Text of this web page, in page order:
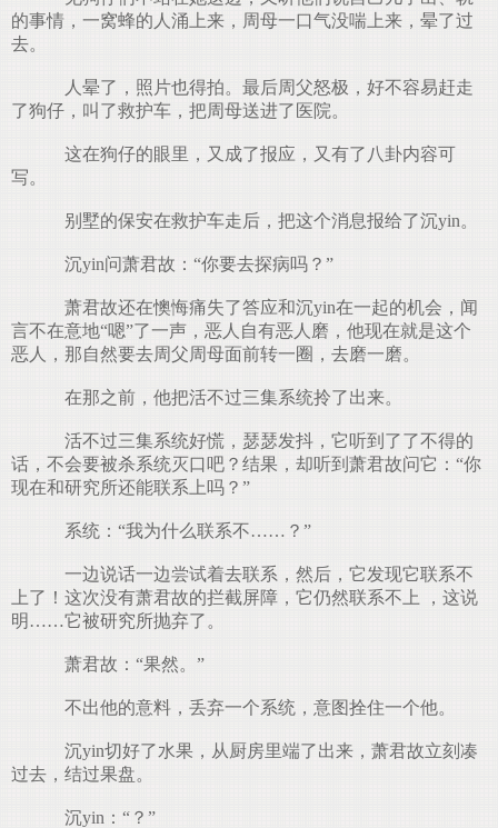
的事情，一窝蜂的人涌上来，周母一口气没喘上来，晕了过
去。
人晕了，照片也得拍。最后周父怒极，好不容易赶走
了狗仔，叫了救护车，把周母送进了医院。
这在狗仔的眼里，又成了报应，又有了八卦内容可
写。
别墅的保安在救护车走后，把这个消息报给了沉yin。
沉yin问萧君故：“你要去探病吗？”
萧君故还在懊悔痛失了答应和沉yin在一起的机会，闻
言不在意地“嗯”了一声，恶人自有恶人磨，他现在就是这个
恶人，那自然要去周父周母面前转一圈，去磨一磨。
在那之前，他把活不过三集系统拎了出来。
活不过三集系统好慌，瑟瑟发抖，它听到了了不得的
话，不会要被杀系统灭口吧？结果，却听到萧君故问它：“你
现在和研究所还能联系上吗？”
系统：“我为什么联系不……？”
一边说话一边尝试着去联系，然后，它发现它联系不
上了！这次没有萧君故的拦截屏障，它仍然联系不上 ，这说
明……它被研究所抛弃了。
萧君故：“果然。”
不出他的意料，丢弃一个系统，意图拴住一个他。
沉yin切好了水果，从厨房里端了出来，萧君故立刻凑
过去，结过果盘。
沉yin：“？”